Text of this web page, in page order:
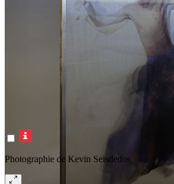
Photographie de Kevin Seisdedos